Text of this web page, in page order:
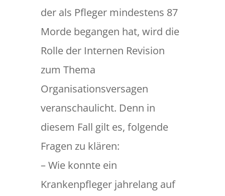
der als Pfleger mindestens 87
Morde begangen hat, wird die
Rolle der Internen Revision
zum Thema
Organisationsversagen
veranschaulicht. Denn in
diesem Fall gilt es, folgende
Fragen zu klären:
– Wie konnte ein
Krankenpfleger jahrelang auf